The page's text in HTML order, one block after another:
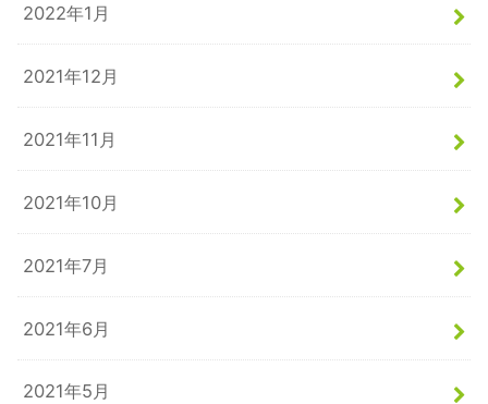
2022年1月
2021年12月
2021年11月
2021年10月
2021年7月
2021年6月
2021年5月